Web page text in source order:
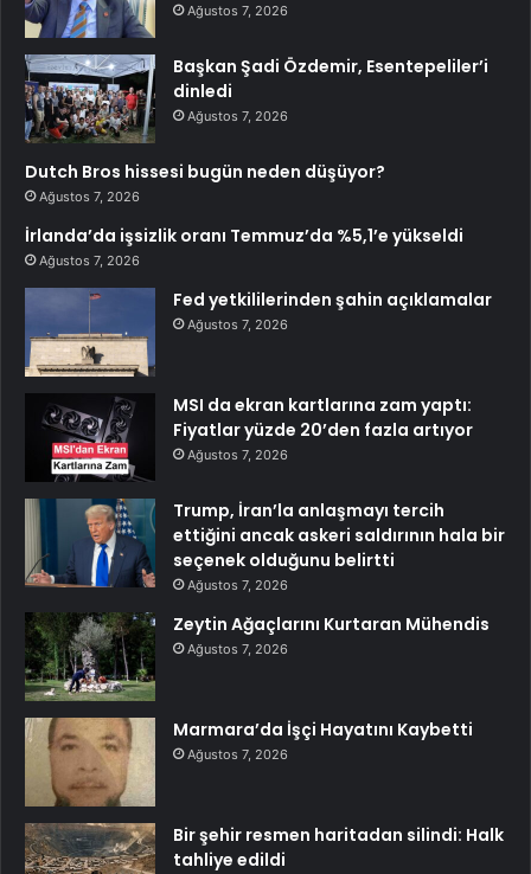
Ağustos 7, 2026
Başkan Şadi Özdemir, Esentepeliler’i
dinledi
Ağustos 7, 2026
Dutch Bros hissesi bugün neden düşüyor?
Ağustos 7, 2026
İrlanda’da işsizlik oranı Temmuz’da %5,1’e yükseldi
Ağustos 7, 2026
Fed yetkililerinden şahin açıklamalar
Ağustos 7, 2026
MSI da ekran kartlarına zam yaptı:
Fiyatlar yüzde 20’den fazla artıyor
Ağustos 7, 2026
Trump, İran’la anlaşmayı tercih
ettiğini ancak askeri saldırının hala bir
seçenek olduğunu belirtti
Ağustos 7, 2026
Zeytin Ağaçlarını Kurtaran Mühendis
Ağustos 7, 2026
Marmara’da İşçi Hayatını Kaybetti
Ağustos 7, 2026
Bir şehir resmen haritadan silindi: Halk
tahliye edildi